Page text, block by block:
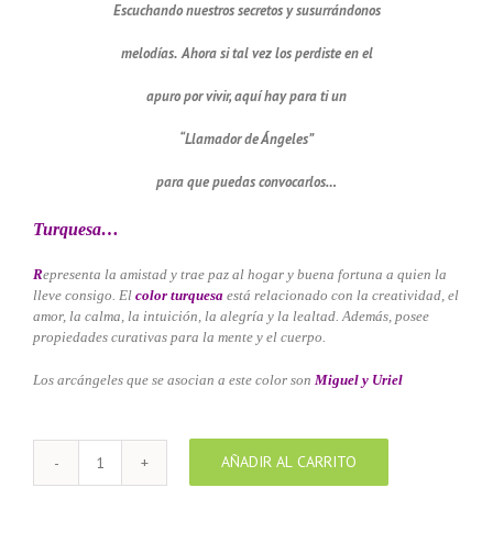
Escuchando nuestros secretos y susurrándonos
melodías. Ahora si tal vez los perdiste en el
apuro por vivir, aquí hay para ti un
“Llamador de Ángeles”
para que puedas convocarlos…
Turquesa…
Representa la amistad y trae paz al hogar y buena fortuna a quien la
lleve consigo. El color turquesa está relacionado con la creatividad, el
amor, la calma, la intuición, la alegría y la lealtad. Además, posee
propiedades curativas para la mente y el cuerpo.
Los arcángeles que se asocian a este color son Miguel y Uriel
Llamador
AÑADIR AL CARRITO